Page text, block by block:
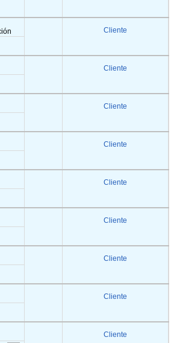
Cliente
Cliente
Cliente
Cliente
Cliente
Cliente
Cliente
Cliente
Cliente